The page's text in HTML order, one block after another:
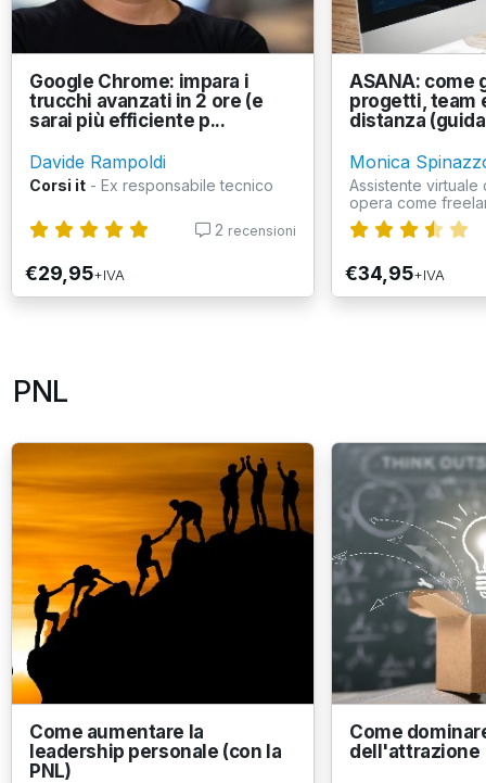
Google Chrome: impara i
trucchi avanzati in 2 ore (e
sarai più efficiente p...
Davide Rampoldi
Corsi it - Ex responsabile tecnico
2 recensioni
€29,95+IVA
ASANA: come
progetti, team
distanza
Monica
Assistente virtuale
opera come
€34,95+IVA
PNL
Come aumentare la
leadership personale (con la
PNL)
Come
dell'attrazione